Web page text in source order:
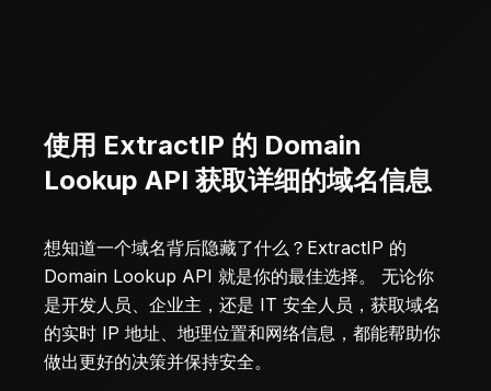
使用 ExtractIP 的 Domain
Lookup API 获取详细的域名信息
想知道一个域名背后隐藏了什么？ ExtractIP 的
Domain Lookup API 就是你的最佳选择。 无论你
是开发人员、企业主，还是 IT 安全人员，获取域名
的实时 IP 地址、地理位置和网络信息，都能帮助你
做出更好的决策并保持安全。